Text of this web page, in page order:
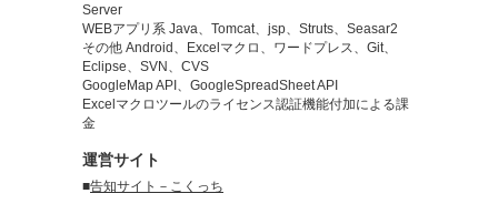
Server
WEBアプリ系 Java、Tomcat、jsp、Struts、Seasar2
その他 Android、Excelマクロ、ワードプレス、Git、
Eclipse、SVN、CVS
GoogleMap API、GoogleSpreadSheet API
Excelマクロツールのライセンス認証機能付加による課
金
運営サイト
■告知サイト－こくっち